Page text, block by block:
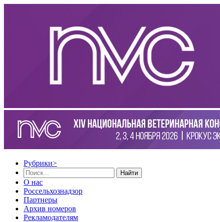
Рубрики>
Найти
О нас
Россельхознадзор
Партнеры
Архив номеров
Рекламодателям